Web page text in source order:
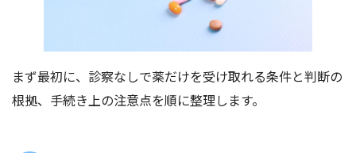
まず最初に、診察なしで薬だけを受け取れる条件と判断の
根拠、手続き上の注意点を順に整理します。